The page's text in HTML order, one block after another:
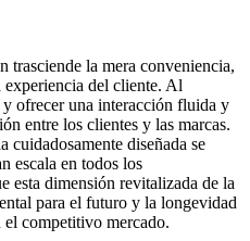
trasciende la mera conveniencia,
experiencia del cliente. Al
ofrecer una interacción fluida y
entre los clientes y las marcas.
cuidadosamente diseñada se
escala en todos los
esta dimensión revitalizada de la
para el futuro y la longevidad
competitivo mercado.